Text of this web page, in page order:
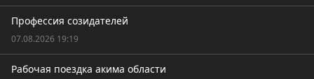
Профессия созидателей
07.08.2026 19:19
Рабочая поездка акима области